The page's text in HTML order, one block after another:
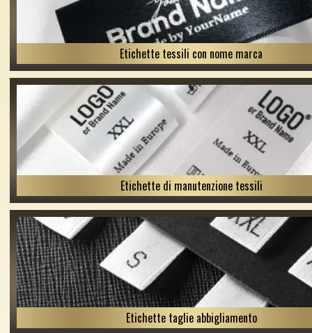
Etichette tessili con nome marca
Etichette di manutenzione tessili
Etichette taglie abbigliamento